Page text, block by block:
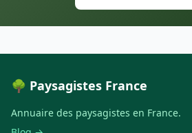
🌳 Paysagistes France
Annuaire des paysagistes en France.